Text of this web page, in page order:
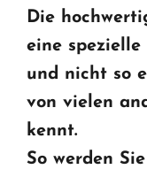
Die
eine spezielle
und nicht so
von vielen
kennt.
So werden